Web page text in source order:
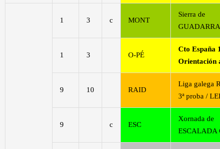
1 3 c MONT
Sierra de
1 3 O-PÉ
Cto España
Orientación
9 10 RAID
Liga galega
3ª proba /
9 c ESC
Xornada de
ESCALADA